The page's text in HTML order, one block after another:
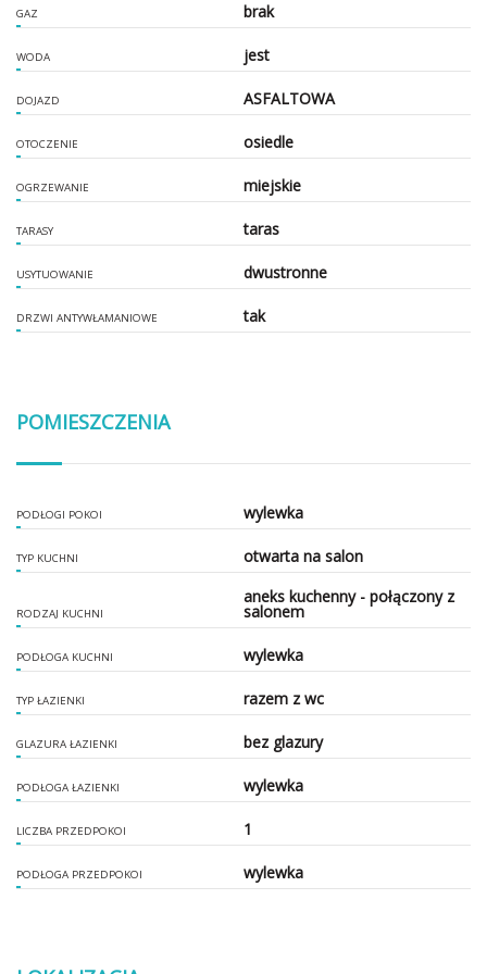
GAZ brak
WODA jest
DOJAZD ASFALTOWA
OTOCZENIE osiedle
OGRZEWANIE miejskie
TARASY taras
USYTUOWANIE dwustronne
DRZWI ANTYWŁAMANIOWE tak
POMIESZCZENIA
PODŁOGI POKOI wylewka
TYP KUCHNI otwarta na salon
RODZAJ KUCHNI
aneks kuchenny - połączony z
salonem
PODŁOGA KUCHNI wylewka
TYP ŁAZIENKI razem z wc
GLAZURA ŁAZIENKI bez glazury
PODŁOGA ŁAZIENKI wylewka
LICZBA PRZEDPOKOI 1
PODŁOGA PRZEDPOKOI wylewka